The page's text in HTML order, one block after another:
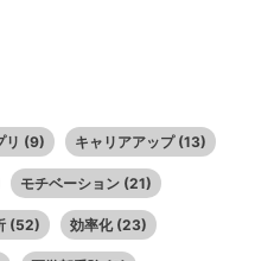
リ (9) キャリアアップ (13)
モチベーション (21)
(52) 効率化 (23)